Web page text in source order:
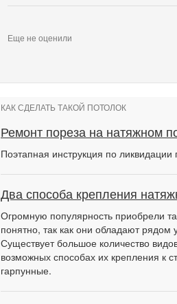
Еще не оценили
КАК СДЕЛАТЬ ТАКОЙ ПОТОЛОК
Ремонт пореза на натяжном
Поэтапная инструкция по
Два способа крепления
Огромную популярность приобрели
понятно, так как они обладают рядом
Существует большое количество
возможных способах их крепления к
гарпунные.